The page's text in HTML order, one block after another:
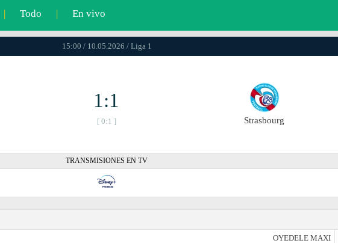
| Todo | En vivo
15:00 / 10.05.2026 / Liga 1
1:1
[ 0:1 ] Strasbourg
TRANSMISIONES EN TV
OYEDELE MAXI